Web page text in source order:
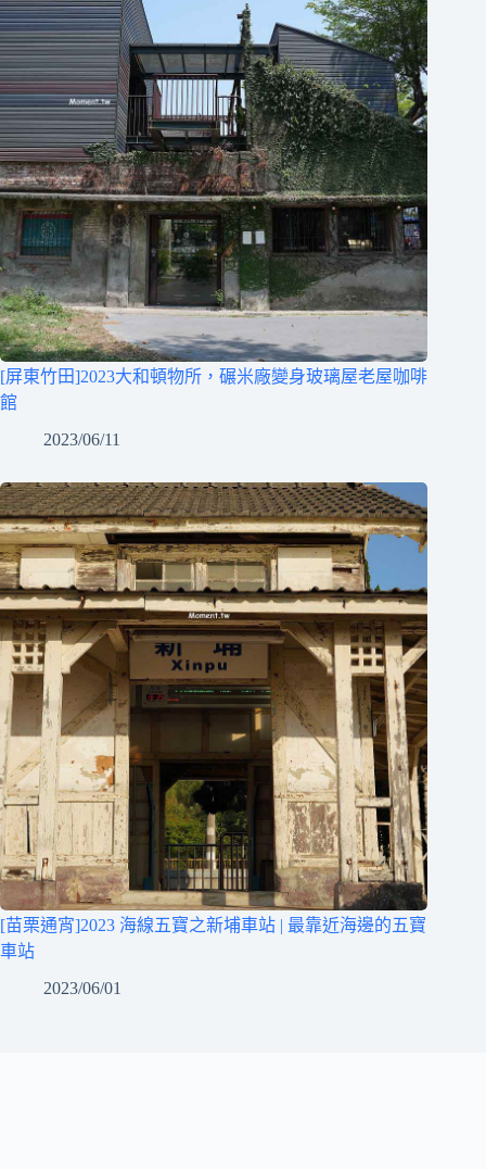
[屏東竹田]2023大和頓物所，碾米廠變身玻璃屋老屋咖啡
館
2023/06/11
[苗栗通宵]2023 海線五寶之新埔車站 | 最靠近海邊的五寶
車站
2023/06/01